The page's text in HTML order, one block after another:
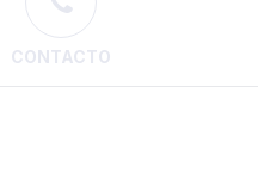
CONTACTO